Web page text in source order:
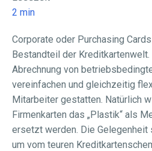
2 min
Corporate oder Purchasing
Bestandteil der Kreditkartenwelt.
Abrechnung von
vereinfachen und gleichzeitig
Mitarbeiter gestatten. Natürlich
Firmenkarten das „Plastik“ als
ersetzt werden. Die
um vom teuren